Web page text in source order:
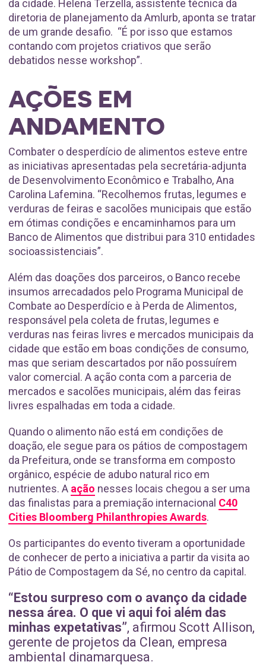
da cidade. Helena Terzella, assistente técnica da
diretoria de planejamento da Amlurb, aponta se tratar
de um grande desafio. “É por isso que estamos
contando com projetos criativos que serão
debatidos nesse workshop”.
AÇÕES EM
ANDAMENTO
Combater o desperdício de alimentos esteve entre
as iniciativas apresentadas pela secretária-adjunta
de Desenvolvimento Econômico e Trabalho, Ana
Carolina Lafemina. “Recolhemos frutas, legumes e
verduras de feiras e sacolões municipais que estão
em ótimas condições e encaminhamos para um
Banco de Alimentos que distribui para 310 entidades
socioassistenciais”.
Além das doações dos parceiros, o Banco recebe
insumos arrecadados pelo Programa Municipal de
Combate ao Desperdício e à Perda de Alimentos,
responsável pela coleta de frutas, legumes e
verduras nas feiras livres e mercados municipais da
cidade que estão em boas condições de consumo,
mas que seriam descartados por não possuírem
valor comercial. A ação conta com a parceria de
mercados e sacolões municipais, além das feiras
livres espalhadas em toda a cidade.
Quando o alimento não está em condições de
doação, ele segue para os pátios de compostagem
da Prefeitura, onde se transforma em composto
orgânico, espécie de adubo natural rico em
nutrientes. A ação nesses locais chegou a ser uma
das finalistas para a premiação internacional C40
Cities Bloomberg Philanthropies Awards.
Os participantes do evento tiveram a oportunidade
de conhecer de perto a iniciativa a partir da visita ao
Pátio de Compostagem da Sé, no centro da capital.
“Estou surpreso com o avanço da cidade
nessa área. O que vi aqui foi além das
minhas expetativas”, afirmou Scott Allison,
gerente de projetos da Clean, empresa
ambiental dinamarquesa.